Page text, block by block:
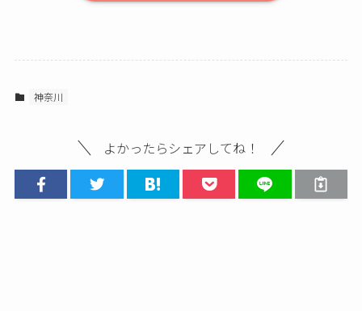
神奈川
よかったらシェアしてね！